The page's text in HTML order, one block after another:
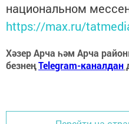
национальном
https://max.ru/
Хәзер Арча һәм Арча
безнеңTelegram-каналдан